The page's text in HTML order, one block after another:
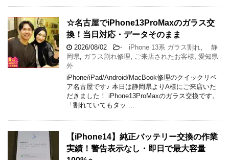
☆名古屋でiPhone13ProMaxのガラス交
換！当日対応・データそのまま
2026/08/02 - iPhone 13系 ガラス割れ
静
岡県
ガラス割れ修理 ご来店されたお客様 愛知県
外
iPhone/iPad/Android/MacBook修理のクイックリペ
ア名古屋です♪ 本日は静岡県よりA様にご来店いた
だきました！ iPhone13ProMaxのガラス交換です。
「割れていてもタッ …
【iPhone14】純正バッテリー交換の作業
実績！警告表示なし・即日で最大容量